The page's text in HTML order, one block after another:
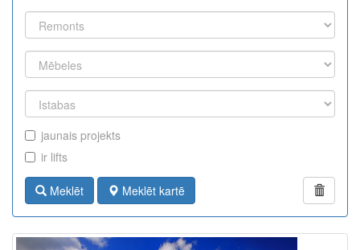
jaunais projekts
ir lifts
Meklēt Meklēt kartē